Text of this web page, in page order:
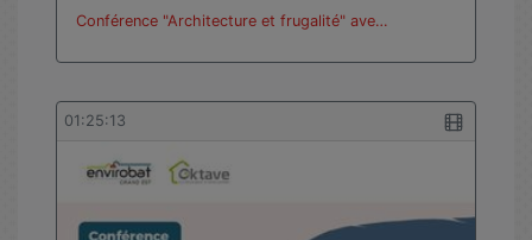
Conférence "Architecture et frugalité" ave…
01:25:13